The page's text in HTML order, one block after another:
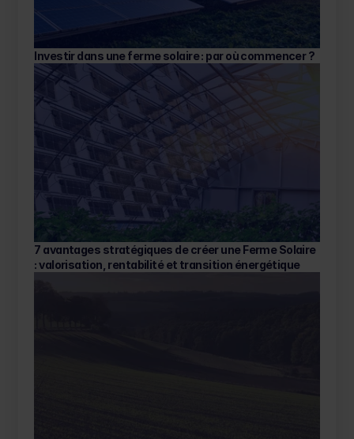
Investir dans une ferme solaire : par où commencer ?
7 avantages stratégiques de créer une Ferme Solaire
: valorisation, rentabilité et transition énergétique